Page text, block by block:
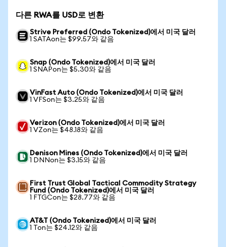
다른 RWA를 USD로 변환
Strive Preferred (Ondo Tokenized)에서 미국 달러
1 SATAon는 $99.57와 같음
Snap (Ondo Tokenized)에서 미국 달러
1 SNAPon는 $5.30와 같음
VinFast Auto (Ondo Tokenized)에서 미국 달러
1 VFSon는 $3.25와 같음
Verizon (Ondo Tokenized)에서 미국 달러
1 VZon는 $48.18와 같음
Denison Mines (Ondo Tokenized)에서 미국 달러
1 DNNon는 $3.15와 같음
First Trust Global Tactical Commodity Strategy
Fund (Ondo Tokenized)에서 미국 달러
1 FTGCon는 $28.77와 같음
AT&T (Ondo Tokenized)에서 미국 달러
1 Ton는 $24.12와 같음